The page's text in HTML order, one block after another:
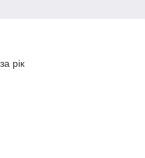
рік